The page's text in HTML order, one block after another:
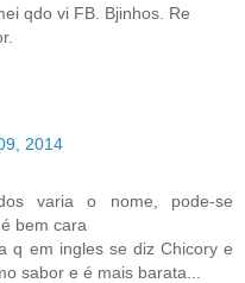
qdo vi FB. Bjinhos. Re
2014
varia o nome, pode-se
bem cara
q em ingles se diz Chicory e
sabor e é mais barata...